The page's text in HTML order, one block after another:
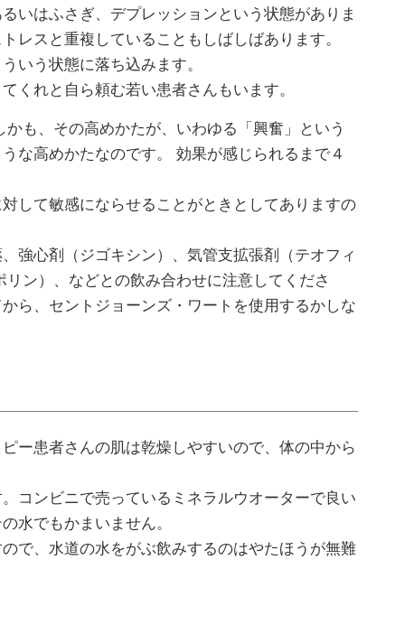
いはふさぎ、デプレッションという状態がありま
レスと重複していることもしばしばあります。
いう状態に落ち込みます。
くれと自ら頼む若い患者さんもいます。
も、その高めかたが、いわゆる「興奮」という
な高めかたなのです。 効果が感じられるまで４
して敏感にならせることがときとしてありますの
強心剤（ジゴキシン）、気管支拡張剤（テオフィ
ン）、などとの飲み合わせに注意してくださ
ら、セントジョーンズ・ワートを使用するかしな
ー患者さんの肌は乾燥しやすいので、体の中から
コンビニで売っているミネラルウオーターで良い
水でもかまいません。
で、水道の水をがぶ飲みするのはやたほうが無難